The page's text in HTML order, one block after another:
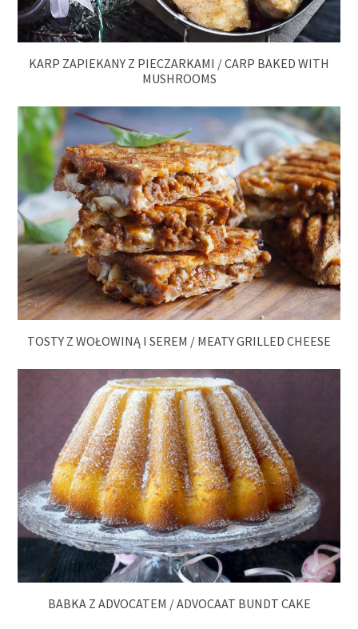
KARP ZAPIEKANY Z PIECZARKAMI / CARP BAKED WITH
MUSHROOMS
TOSTY Z WOŁOWINĄ I SEREM / MEATY GRILLED CHEESE
BABKA Z ADVOCATEM / ADVOCAAT BUNDT CAKE